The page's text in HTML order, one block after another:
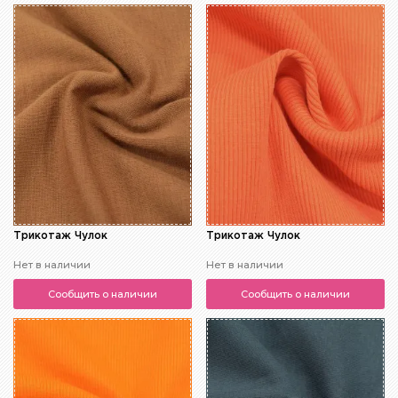
Трикотаж Чулок
Нет в наличии
Сообщить о наличии
Трикотаж Чулок
Нет в наличии
Сообщить о наличии